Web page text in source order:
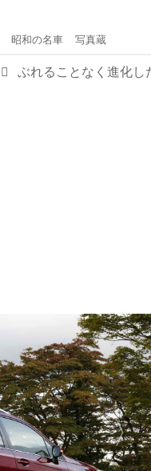
昭和の名車 写真蔵